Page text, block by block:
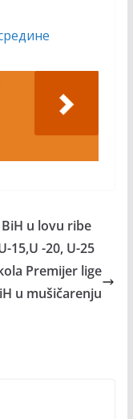
u lovu ribe
15,U -20, U-25
Premijer lige
u mušičarenju